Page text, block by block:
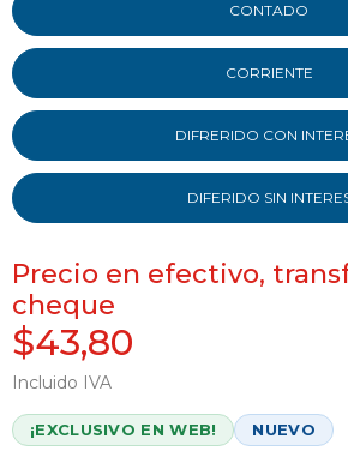
CONTADO
CORRIENTE
DIFRERIDO CON
DIFERIDO SIN
Precio en efectivo,
cheque
$43,80
Incluido IVA
¡EXCLUSIVO EN WEB! NUEVO